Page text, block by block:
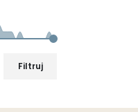
Filtruj